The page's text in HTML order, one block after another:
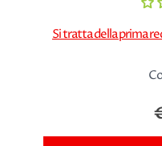
Si tratta della prima